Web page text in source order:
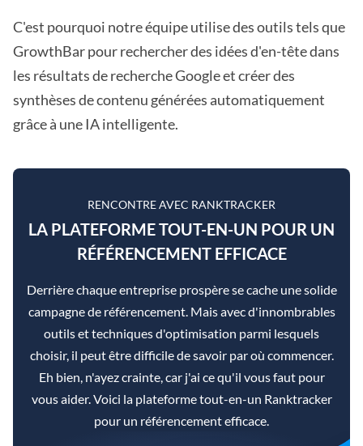
C'est pourquoi notre équipe utilise des outils tels que
GrowthBar pour rechercher des idées d'en-tête dans
les résultats de recherche Google et créer des
synthèses de contenu générées automatiquement
grâce à une IA intelligente.
RENCONTRE AVEC RANKTRACKER
LA PLATEFORME TOUT-EN-UN POUR UN
RÉFÉRENCEMENT EFFICACE
Derrière chaque entreprise prospère se cache une solide
campagne de référencement. Mais avec d'innombrables
outils et techniques d'optimisation parmi lesquels
choisir, il peut être difficile de savoir par où commencer.
Eh bien, n'ayez crainte, car j'ai ce qu'il vous faut pour
vous aider. Voici la plateforme tout-en-un Ranktracker
pour un référencement efficace.